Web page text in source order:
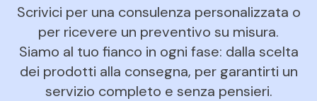
Scrivici per una consulenza personalizzata o
per ricevere un preventivo su misura.
Siamo al tuo fianco in ogni fase: dalla scelta
dei prodotti alla consegna, per garantirti un
servizio completo e senza pensieri.